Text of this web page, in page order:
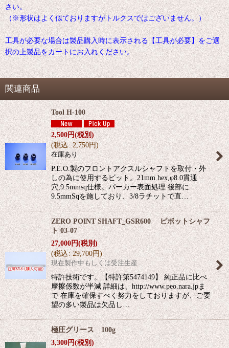
さい。
（※形状はよく似ておりますがトルクスではございません。）
工具が必要な場合は製品購入時に表示される【工具が必要】をご選
択の上製品をカートにお入れください。
関連商品
Tool H-100
2,500円(税別)
(税込: 2,750円)
在庫あり
P.E.O.製のフロントアクスルシャフトを取付・外
しの為に使用するビット。21mm hex,φ8.0貫通
穴,9.5mmsq仕様。パーカー表面処理 後部に
9.5mmSqを施しており、3/8ラチットで直…
ZERO POINT SHAFT_GSR600 ピボットシャフ
ト 03-07
27,000円(税別)
(税込: 29,700円)
現在製作中もしくは受注生産
特許技術です。【特許第5474149】 純正品に比べ
摩擦係数が半減 詳細は、http://www.peo.nara.jpま
で 在庫を確保すべく努力をしておりますが、ご要
望の多い製品は欠品し…
極圧グリース 100g
3,300円(税別)